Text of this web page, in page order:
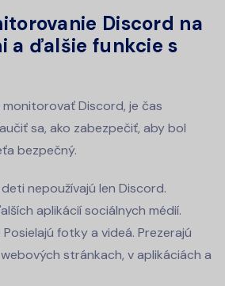
Discord na
a ďalšie funkcie s
monitorovať Discord, je čas
sa, ako zabezpečiť, aby bol
bezpečný.
nepoužívajú len Discord.
aplikácií sociálnych médií.
fotky a videá. Prezerajú
stránkach, v aplikáciách a